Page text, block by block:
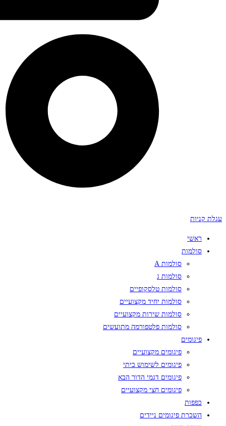
עגלת קניות
ראשי
סולמות
סולמות A
סולמות ג
סולמות טלסקופיים
סולמות יחיד מקצועיים
סולמות שירות מקצועיים
סולמות פלטפורמה מתועשים
פיגומים
פיגומים מקצועיים
פיגומים לשימוש ביתי
פיגומים דגמי הדור הבא
פיגומים חצי מקצועיים
כפפות
השכרת פיגומים ניידים